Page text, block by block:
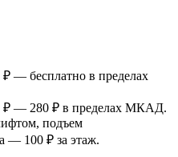
₽ — бесплатно в пределах
₽ — 280 ₽ в пределах МКАД.
подъем
— 100 ₽ за этаж.